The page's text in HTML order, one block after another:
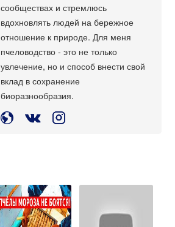
сообществах и стремлюсь
вдохновлять людей на бережное
отношение к природе. Для меня
пчеловодство - это не только
увлечение, но и способ внести свой
вклад в сохранение
биоразнообразия.